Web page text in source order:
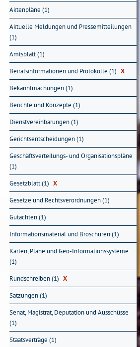
Aktenpläne (1)
Aktuelle Meldungen und Pressemitteilungen
(1)
Amtsblatt (1)
Beiratsinformationen und Protokolle (1) X
Bekanntmachungen (1)
Berichte und Konzepte (1)
Dienstvereinbarungen (1)
Gerichtsentscheidungen (1)
Geschäftsverteilungs- und Organisationspläne
(1)
Gesetzblatt (1) X
Gesetze und Rechtsverordnungen (1)
Gutachten (1)
Informationsmaterial und Broschüren (1)
Karten, Pläne und Geo-Informationssysteme
(1)
Rundschreiben (1) X
Satzungen (1)
Senat, Magistrat, Deputation und Ausschüsse
(1)
Staatsverträge (1)